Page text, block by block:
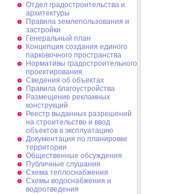
Отдел градостроительства и
архитектуры
Правила землепользования и
застройки
Генеральный план
Концепция создания единого
парковочного пространства
Нормативы градостроительного
проектирования
Сведения об объектах
Правила благоустройства
Размещение рекламных
конструкций
Реестр выданных разрешений
на строительство и ввод
объектов в эксплуатацию
Документация по планировке
территории
Общественные обсуждения
Публичные слушания
Схема теплоснабжения
Схемы водоснабжения и
водоотведения